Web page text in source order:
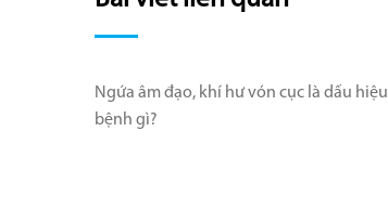
Ngứa âm đạo, khí hư vón cục là dấu hiệu
bệnh gì?